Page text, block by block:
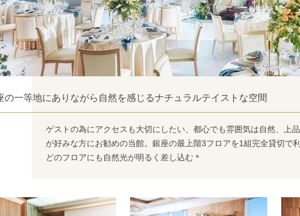
の一等地にありながら自然を感じるナチュラルテイストな空間
ゲストの為にアクセスも大切にしたい、都心でも雰囲気は自然、上
が好みな方にお勧めの当館。銀座の最上階3フロアを1組完全貸切で
どのフロアにも自然光が明るく差し込む＊